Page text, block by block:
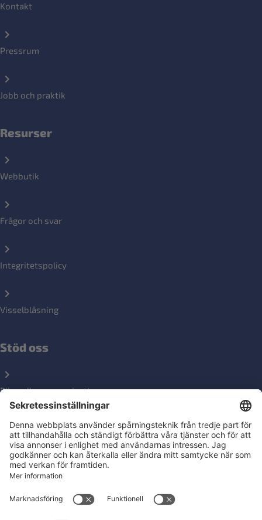
Kontakt
Pressrum
Jobb och praktik
Resurser
Webbutik
Frågor och svar
Integritetspolicy
Visselblåsning
Stöd oss
Bli medlemsorganisation
Ge en gåva
Följ oss på sociala medier